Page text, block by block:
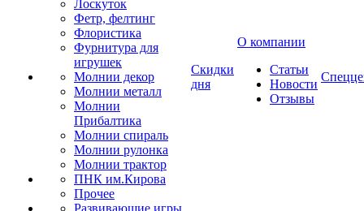
Лоскуток
Фетр, фелтинг
Флористика
Фурнитура для
игрушек
Молнии декор
Молнии металл
Молнии
Прибалтика
Молнии спираль
Молнии рулонка
Молнии трактор
ПНК им.Кирова
Прочее
Развивающие игры
Скидки
дня
О компании
Статьи
Новости
Отзывы